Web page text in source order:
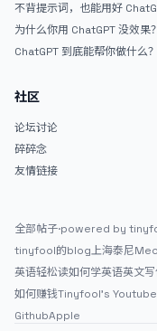
不背提示词，也能用好
一个万能提问模板
为什么你用 ChatGPT 没效果？ 90%
的人第一步就问错了
ChatGPT 到底能帮你做什么
社区
论坛讨论
碎碎念
友情链接
全部帖子·powered by
tinyfool的blog上海泰尼
英语轻松读如何学英语英文
如何赚钱Tinyfool's
GithubApple